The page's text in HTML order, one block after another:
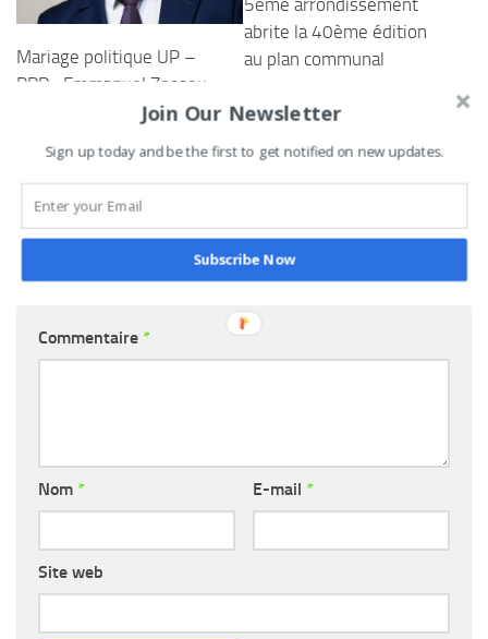
Mariage politique UP –
PRD : Emmanuel Zossou
donne 03 raisons qui
abrite la 40ème édition
au plan communal
LAISSER UN COMMENTAIRE
Commentaire *
Nom * E-mail *
Site web
Join Our Newsletter
Sign up today and be the first to get notified on new updates.
Subscribe Now